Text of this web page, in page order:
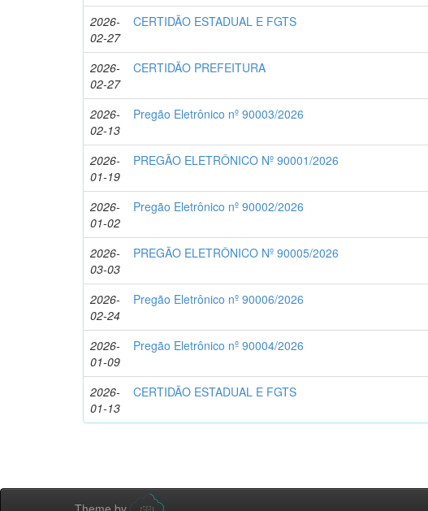
2026-
02-27
CERTIDÃO ESTADUAL E FGTS
2026-
02-27
CERTIDÃO PREFEITURA
2026-
02-13
Pregão Eletrônico nº 90003/2026
2026-
01-19
PREGÃO ELETRÔNICO Nº 90001/2026
2026-
01-02
Pregão Eletrônico nº 90002/2026
2026-
03-03
PREGÃO ELETRÔNICO Nº 90005/2026
2026-
02-24
Pregão Eletrônico nº 90006/2026
2026-
01-09
Pregão Eletrônico nº 90004/2026
2026-
01-13
CERTIDÃO ESTADUAL E FGTS